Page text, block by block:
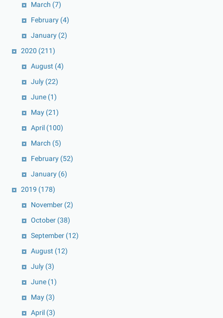
March (7)
February (4)
January (2)
2020 (211)
August (4)
July (22)
June (1)
May (21)
April (100)
March (5)
February (52)
January (6)
2019 (178)
November (2)
October (38)
September (12)
August (12)
July (3)
June (1)
May (3)
April (3)